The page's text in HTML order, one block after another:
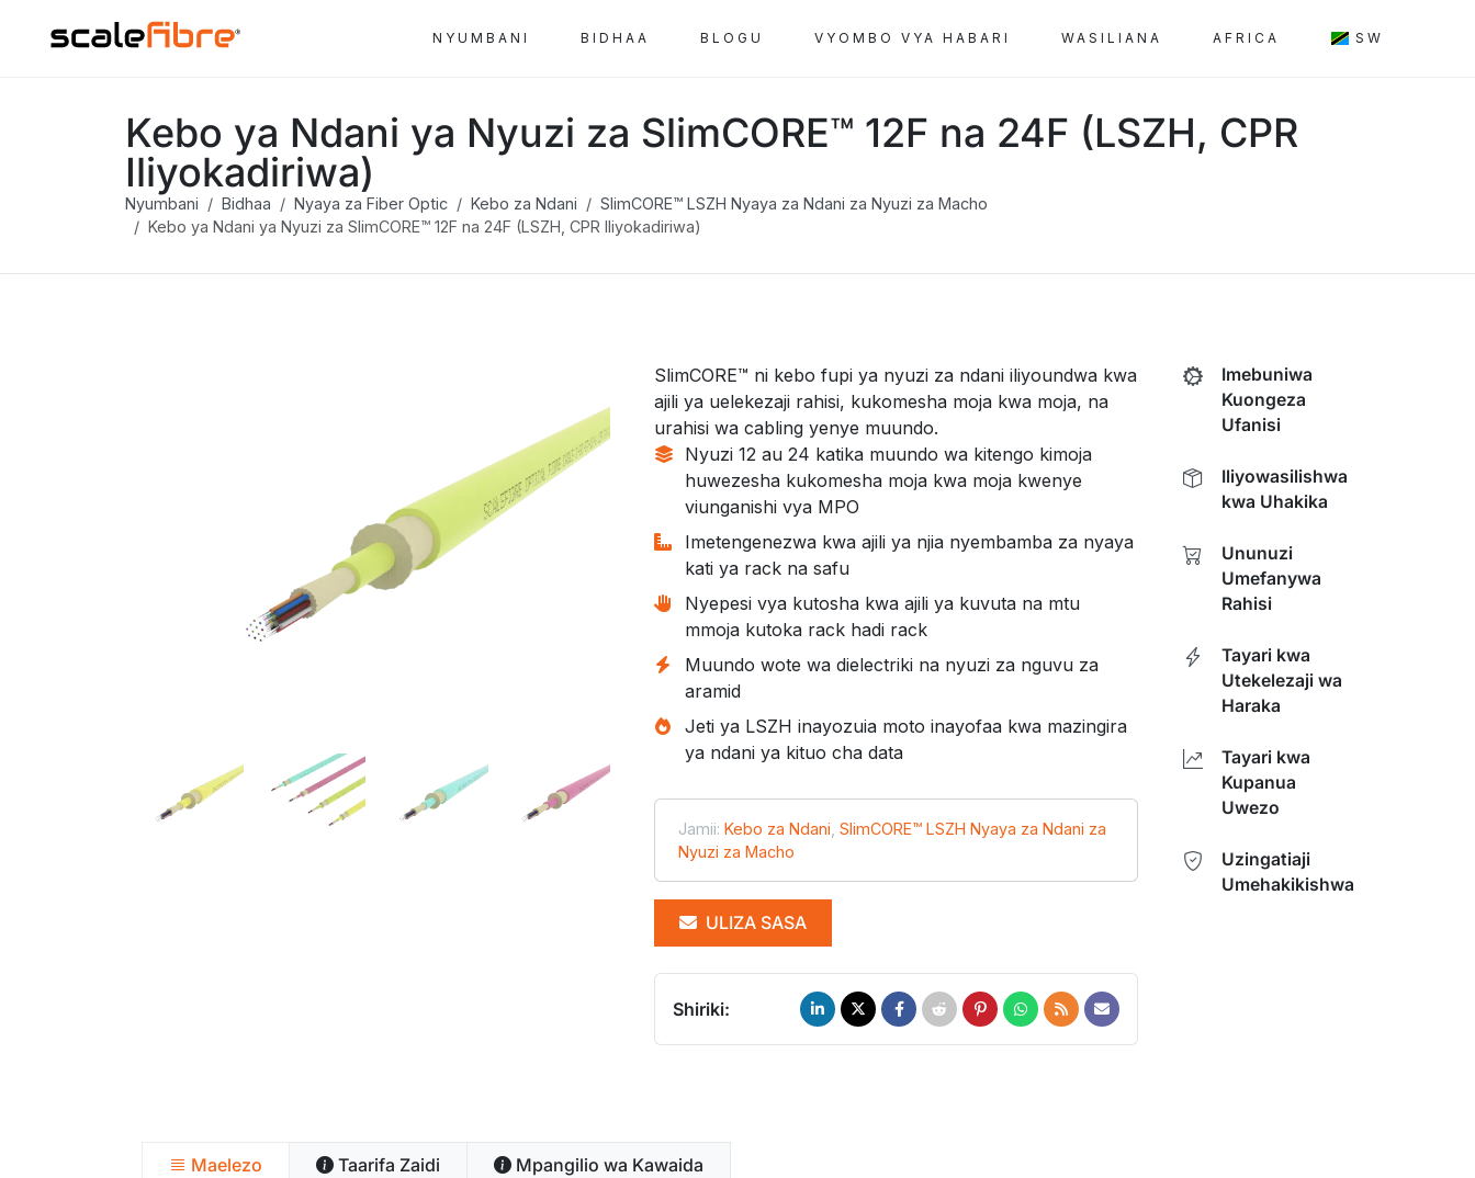
NYUMBANI BIDHAA BLOGU VYOMBO VYA HABARI WASILIANA AFRICA SW
Kebo ya Ndani ya Nyuzi za SlimCORE™ 12F na 24F (LSZH, CPR
Iliyokadiriwa)
Nyumbani Bidhaa Nyaya za Fiber Optic Kebo za Ndani
SlimCORE™ LSZH Nyaya za Ndani za Nyuzi za Macho
Kebo ya Ndani ya Nyuzi za SlimCORE™ 12F na 24F (LSZH, CPR Iliyokadiriwa)
SlimCORE™ ni kebo fupi ya nyuzi za ndani iliyoundwa kwa
ajili ya uelekezaji rahisi, kukomesha moja kwa moja, na
urahisi wa cabling yenye muundo.
Nyuzi 12 au 24 katika muundo wa kitengo kimoja
huwezesha kukomesha moja kwa moja kwenye
viunganishi vya MPO
Imetengenezwa kwa ajili ya njia nyembamba za nyaya
kati ya rack na safu
Nyepesi vya kutosha kwa ajili ya kuvuta na mtu
mmoja kutoka rack hadi rack
Muundo wote wa dielectriki na nyuzi za nguvu za
aramid
Jeti ya LSZH inayozuia moto inayofaa kwa mazingira
ya ndani ya kituo cha data
Jamii: Kebo za Ndani SlimCORE™ LSZH Nyaya za Ndani za
Nyuzi za Macho
ULIZA SASA
Shiriki:
Imebuniwa
Kuongeza
Ufanisi
Iliyowasilishwa
kwa Uhakika
Ununuzi
Umefanywa
Rahisi
Tayari kwa
Utekelezaji wa
Haraka
Tayari kwa
Kupanua
Uwezo
Uzingatiaji
Umehakikishwa
Maelezo Taarifa Zaidi Mpangilio wa Kawaida